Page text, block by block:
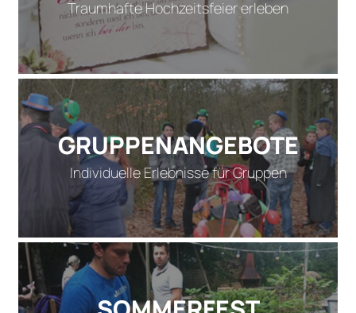
Traumhafte Hochzeitsfeier erleben
GRUPPENANGEBOTE
Individuelle Erlebnisse für Gruppen